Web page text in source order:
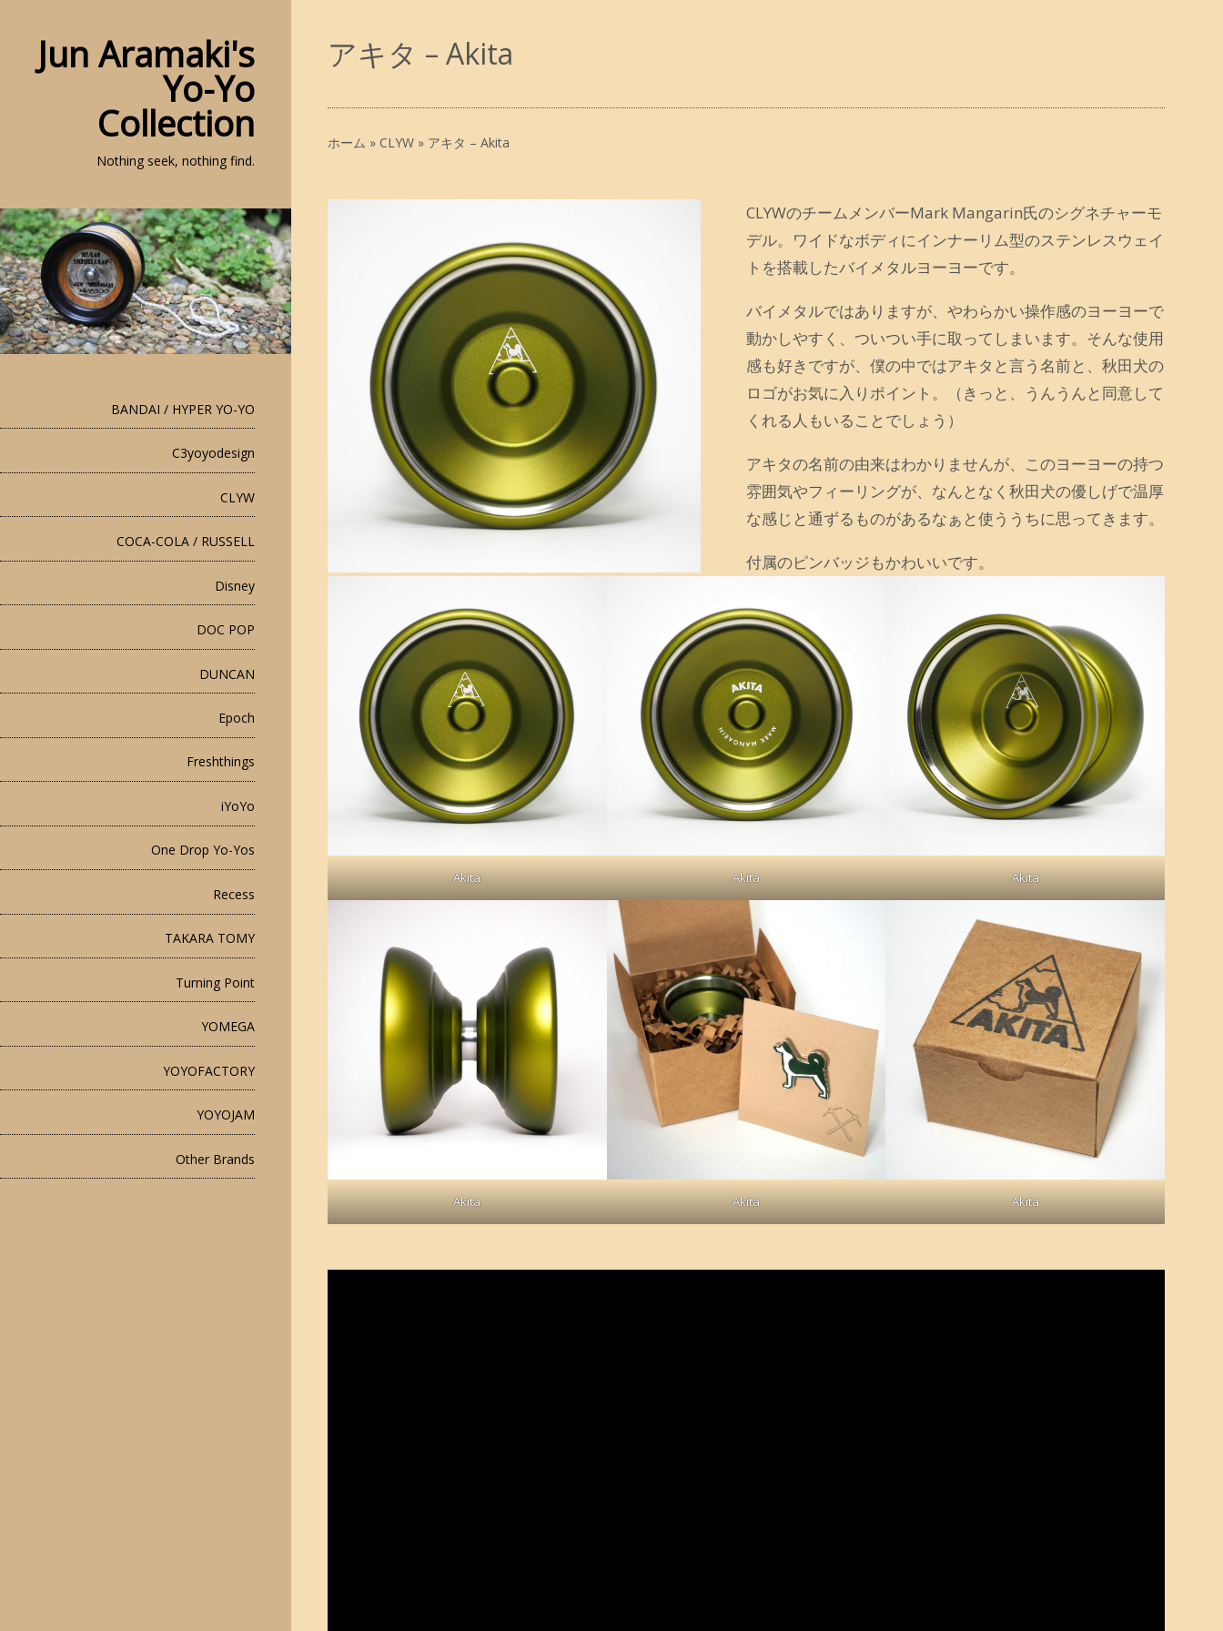
Jun Aramaki's
Yo-Yo
Collection
Nothing seek, nothing find.
BANDAI / HYPER YO-YO
C3yoyodesign
CLYW
COCA-COLA / RUSSELL
Disney
DOC POP
DUNCAN
Epoch
Freshthings
iYoYo
One Drop Yo-Yos
Recess
TAKARA TOMY
Turning Point
YOMEGA
YOYOFACTORY
YOYOJAM
Other Brands
アキタ – Akita
ホーム » CLYW » アキタ – Akita
CLYWのチームメンバーMark Mangarin氏のシグネチャーモ
デル。ワイドなボディにインナーリム型のステンレスウェイ
トを搭載したバイメタルヨーヨーです。
バイメタルではありますが、やわらかい操作感のヨーヨーで
動かしやすく、ついつい手に取ってしまいます。そんな使用
感も好きですが、僕の中ではアキタと言う名前と、秋田犬の
ロゴがお気に入りポイント。（きっと、うんうんと同意して
くれる人もいることでしょう）
アキタの名前の由来はわかりませんが、このヨーヨーの持つ
雰囲気やフィーリングが、なんとなく秋田犬の優しげで温厚
な感じと通ずるものがあるなぁと使ううちに思ってきます。
付属のピンバッジもかわいいです。
Akita Akita Akita
Akita Akita Akita